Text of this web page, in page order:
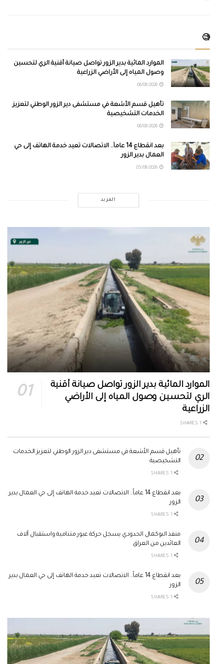
🧐
الموارد المائية بدير الزور تواصل صيانة أقنية الري لتحسين
وصول المياه إلى الأراضي الزراعية
تأهيل قسم الأشعة في مستشفى دير الزور الوطني لتعزيز
الخدمات التشخيصية
بعد انقطاع 14 عاماً.. الاتصالات تعيد خدمة الهاتف إلى حي
العمال بدير الزور
المزيد
الموارد المائية بدير الزور تواصل صيانة أقنية
الري لتحسين وصول المياه إلى الأراضي
الزراعية
تأهيل قسم الأشعة في مستشفى دير الزور الوطني لتعزيز الخدمات
التشخيصية
بعد انقطاع 14 عاماً.. الاتصالات تعيد خدمة الهاتف إلى حي العمال بدير
الزور
منفذ البوكمال الحدودي يسجل حركة عبور متنامية واستقبال آلاف
العائدين من العراق
بعد انقطاع 14 عاماً.. الاتصالات تعيد خدمة الهاتف إلى حي العمال بدير
الزور